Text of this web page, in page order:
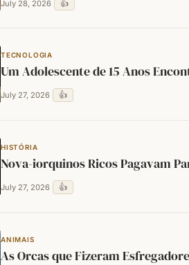
July 28, 2026 👍
TECNOLOGIA
Um Adolescente de 15 Anos
July 27, 2026 👍
HISTÓRIA
Nova-iorquinos Ricos Pagavam
July 27, 2026 👍
ANIMAIS
As Orcas que Fizeram